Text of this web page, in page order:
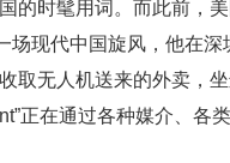
的时髦用词。而此前，
场现代中国旋风，他在深
取无人机送来的外卖，
正在通过各种媒介、各